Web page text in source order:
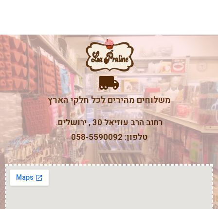
משלוחים מהירים לכל חלקי הארץ
רחוב הרב עוזיאל 30 , ירושלים.
טלפון: 058-5590092